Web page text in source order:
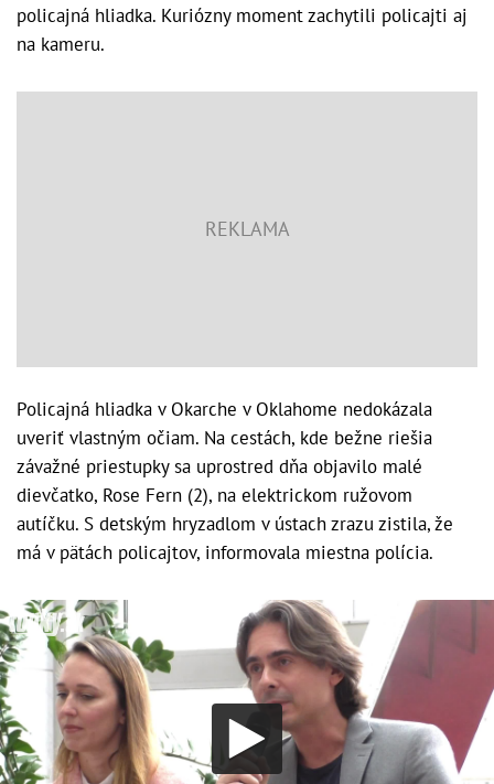
policajná hliadka. Kuriózny moment zachytili policajti aj
na kameru.
Policajná hliadka v Okarche v Oklahome nedokázala
uveriť vlastným očiam. Na cestách, kde bežne riešia
závažné priestupky sa uprostred dňa objavilo malé
dievčatko, Rose Fern (2), na elektrickom ružovom
autíčku. S detským hryzadlom v ústach zrazu zistila, že
má v pätách policajtov, informovala miestna polícia.